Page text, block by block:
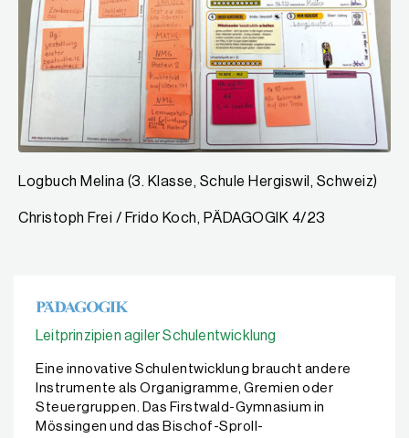
Logbuch Melina (3. Klasse, Schule Hergiswil, Schweiz)
Christoph Frei / Frido Koch, PÄDAGOGIK 4/23
Leitprinzipien agiler Schulentwicklung
Eine innovative Schulentwicklung braucht andere
Instrumente als Organigramme, Gremien oder
Steuergruppen. Das Firstwald-Gymnasium in
Mössingen und das Bischof-Sproll-